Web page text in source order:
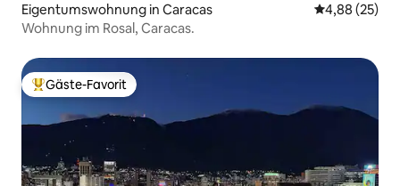
Eigentumswohnung in Caracas
4,88 (25)
Wohnung im Rosal, Caracas.
Beliebter Gäste-Favorit.
Gäste-Favorit